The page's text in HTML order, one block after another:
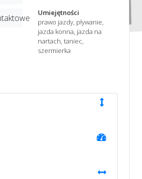
Umiejętności
prawo jazdy, pływanie,
jazda konna, jazda na
nartach, taniec,
szermierka